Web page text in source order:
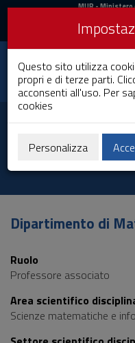
Vai
al
navigazione
sito
al
MIUR
Accedi
MUR- Ministero
Accedi
Toggle
navigation Studi
Dipartimento di
Ruolo
Professore associato
Area scientifico
Scienze matematiche e
Questo sito utilizza
propri e di terze parti.
acconsenti all'uso. Per
cookies
Personalizza